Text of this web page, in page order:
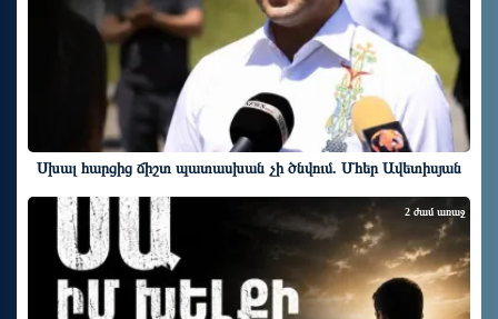
Սխալ հարցից ճիշտ պատասխան չի ծնվում. Մհեր Ավետիսյան
2 ժամ առաջ